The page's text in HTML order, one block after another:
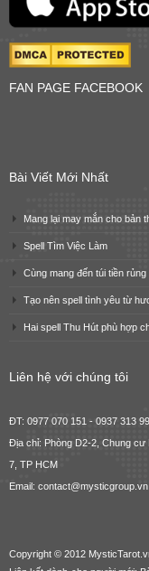
FAN PAGE FACEBOOK
Bài Viết Mới Nhất
Mang lại may mắn cho bản
Spell Tìm Việc Làm
Cùng mang đến túi tiền
Tạo nên spell tình yêu từ
Hai spell Thu Hút phù hợp
Liên hệ với chúng tôi
ĐT: 0977 070 151 - 0937 313
Địa chỉ: Phòng D2-2, Chung cư
7, TP HCM
Email: contact@mysticgroup.vn
Copyright © 2012